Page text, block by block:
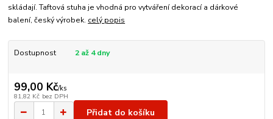
skládají. Taftová stuha je vhodná pro vytváření dekorací a dárkové
balení, český výrobek. celý popis
Dostupnost 2 až 4 dny
99,00 Kč/ks
81,82 Kč bez DPH
Přidat do košíku